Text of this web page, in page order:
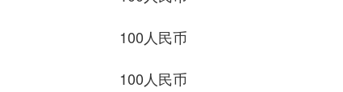
100人民币 58.268
100人民币